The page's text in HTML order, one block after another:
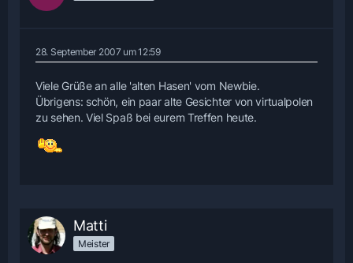
28. September 2007 um 12:59
Viele Grüße an alle 'alten Hasen' vom Newbie.
Übrigens: schön, ein paar alte Gesichter von virtualpolen
zu sehen. Viel Spaß bei eurem Treffen heute.
Matti
Meister